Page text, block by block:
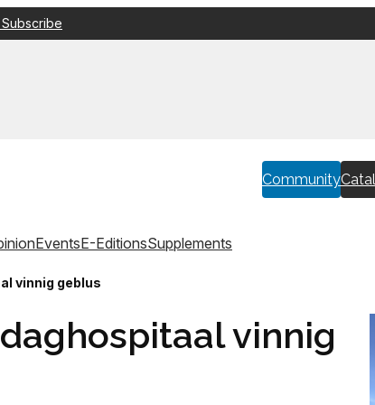
Community
EventsE-EditionsSupplements
vinnig geblus
vinnig